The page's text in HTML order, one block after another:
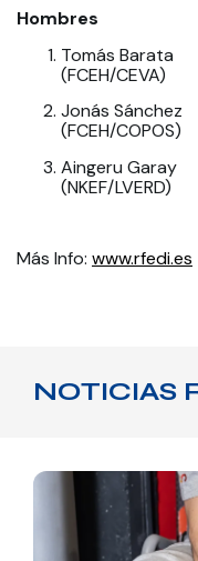
Hombres
Tomás Barata
(FCEH/CEVA)
Jonás Sánchez
(FCEH/COPOS)
Aingeru Garay
(NKEF/LVERD)
Más Info: www.rfedi.es
NOTICIAS